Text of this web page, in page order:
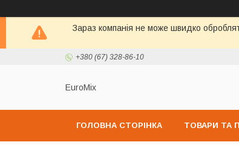
Зараз компанія не може швидко
+380 (67) 328-86-10
EuroMix
ГОЛОВНА СТОРІНКА ТОВАРИ ТА